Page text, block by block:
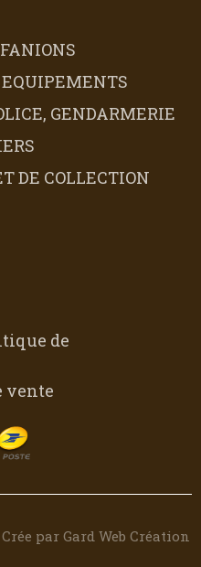
GENDARMERIE
DE COLLECTION
de
vente
par Gard Web Création